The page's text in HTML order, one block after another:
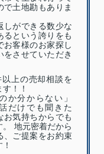
で土地勘もありま
しができる数少な
るという誇りをも
お客様のお家探し
をさせていただき
上の売却相談を
！！
か分からない」
だけでも聞きた
お気持ちからでも
。 地元密着だから
、ご提案をお約束